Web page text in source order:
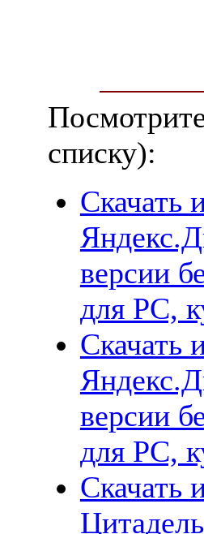
списку):
Скачать
версии
для PC,
Скачать
версии
для PC,
Скачать